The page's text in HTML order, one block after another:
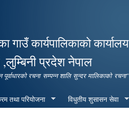
गाउँ कार्यपालिकाको कार्यालय
प्रदेश नेपाल
पूर्वाधारको रचना सम्पन्न शालि सुन्दर मालिकाको रचना"
तथा परियोजना विधुतीय शुसासन सेवा